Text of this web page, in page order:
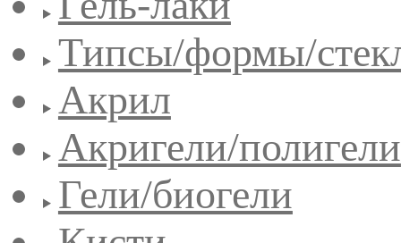
Типсы/формы/
Акрил
Акригели/полигели
Гели/биогели